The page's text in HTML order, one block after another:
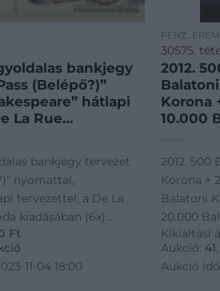
bankjegy
(Belépő?)”
hátlapi
La Rue
banknote with
ticket?)” print, with
bankjegy tervezet
nyomattal,
tervezettel, a De La
kiadásában (6x)
~2000. One-sided
Pass (as a ticket?)"
Ft
11-04 18:00
PÉNZ,
30575.
2012.
Korona
10.000
T:UNC /
Korona
2012. 500
Korona +
Balatoni
20.000
"004727"
Hungary
Balatoni
Kikiáltási
Aukció:
Aukció